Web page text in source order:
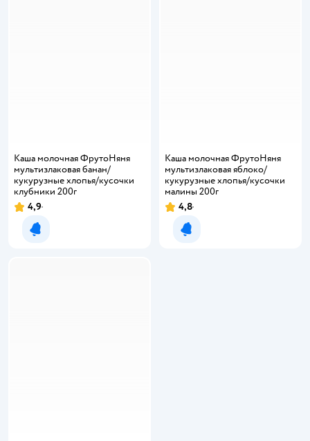
Каша молочная ФрутоНяня
мультизлаковая банан/
кукурузные хлопья/кусочки
клубники 200г
4,9
Уведомить о появлении
Каша молочная ФрутоНяня
мультизлаковая яблоко/
кукурузные хлопья/кусочки
малины 200г
4,8
Уведомить о появлении